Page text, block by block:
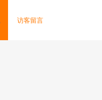
访客留言